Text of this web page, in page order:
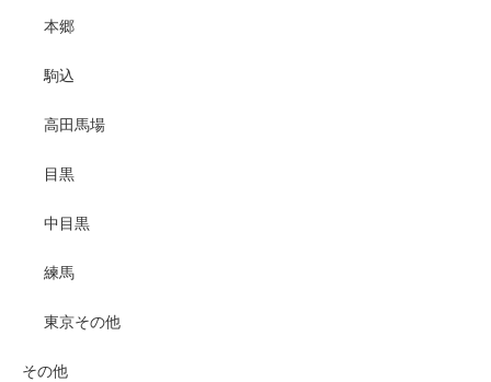
本郷
駒込
高田馬場
目黒
中目黒
練馬
東京その他
その他